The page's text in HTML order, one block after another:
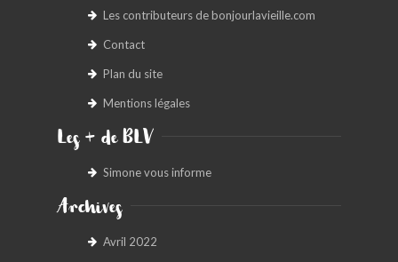
Les contributeurs de bonjourlavieille.com
Contact
Plan du site
Mentions légales
Les + de BLV
Simone vous informe
Archives
Avril 2022